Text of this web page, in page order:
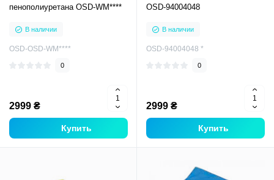
пенополиуретана OSD-WM****
В наличии
OSD-OSD-WM****
0
2999 ₴
Купить
OSD-94004048
В наличии
OSD-94004048 *
0
2999 ₴
Купить